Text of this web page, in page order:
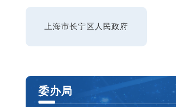
上海市长宁区人民政府
委办局